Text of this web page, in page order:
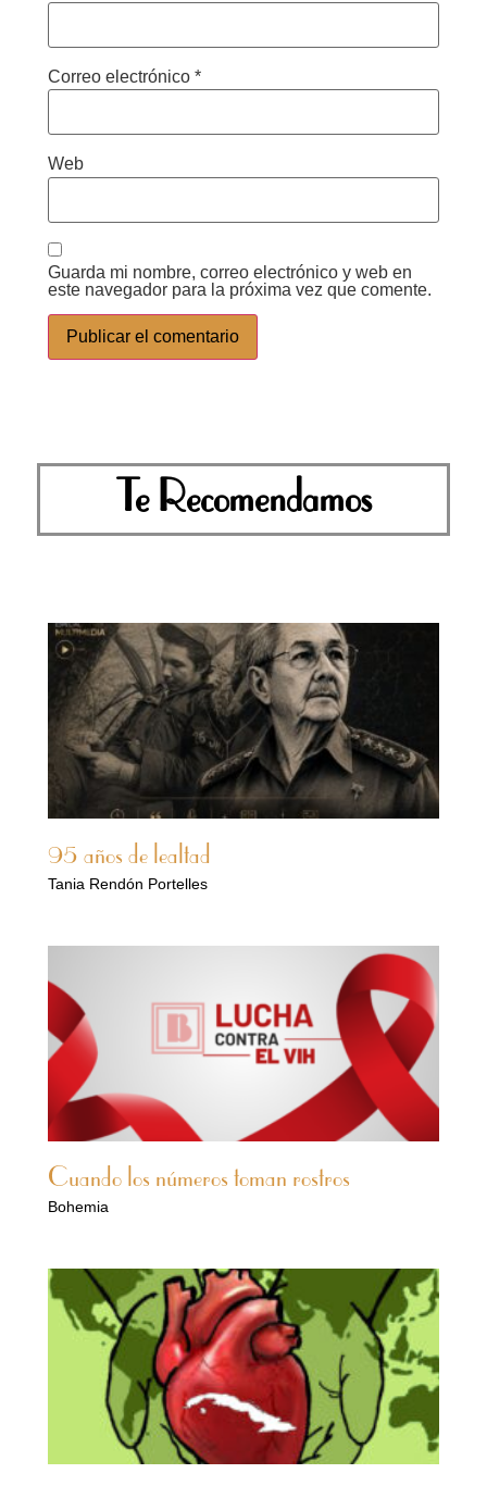
Correo electrónico *
Web
Guarda mi nombre, correo electrónico y web en
este navegador para la próxima vez que comente.
Te Recomendamos
95 años de lealtad
Tania Rendón Portelles
Cuando los números toman rostros
Bohemia